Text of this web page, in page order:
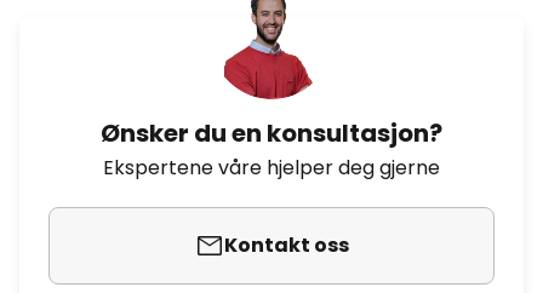
Ønsker du en konsultasjon?
Ekspertene våre hjelper deg gjerne
Kontakt oss